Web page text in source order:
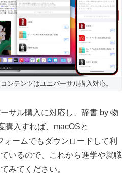
ンテンツはユニバーサル購入対応。
サル購入に対応し、辞書 by 物
購入すれば、macOSと
ームでもダウンロードして利
いるので、これから進学や就職
みてください。